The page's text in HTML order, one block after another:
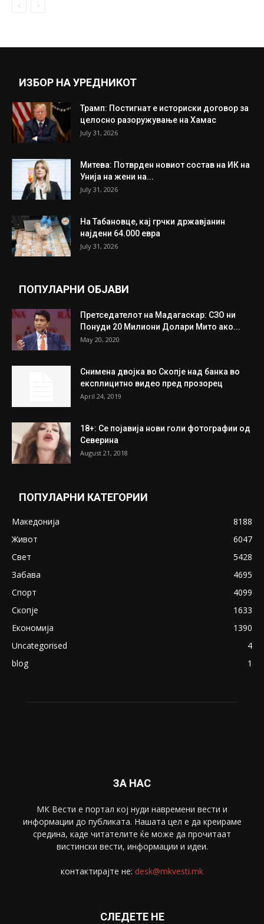
ИЗБОР НА УРЕДНИКОТ
Трамп: Постигнат е историски договор за
целосно разоружување на Хамас
July 31, 2026
Митева: Потврден новиот состав на ИК на
Унија на жени на...
July 31, 2026
На Табановце, кај грчки државјанин
најдени 64.000 евра
July 31, 2026
ПОПУЛАРНИ ОБЈАВИ
Претседателот на Мадагаскар: СЗО ни
Понуди 20 Милиони Долари Мито ако...
May 20, 2020
Снимена двојка во Скопје над банка во
експлицитно видео пред прозорец
April 24, 2019
18+: Се појавија нови голи фотографии од
Северина
August 21, 2018
ПОПУЛАРНИ КАТЕГОРИИ
Македонија
8188
Живот
6047
Свет
5428
Забава
4695
Спорт
4099
Скопје
1633
Економија
1390
Uncategorised
4
blog
1
ЗА НАС
МК Вести е портал коj нуди навремени вести и
информации до публиката. Нашата цел е да креираме
средина, каде читателите ќе може да прочитаат
вистински вести, информации и идеи.
контактирајте не: desk@mkvesti.mk
СЛЕДЕТЕ НЕ